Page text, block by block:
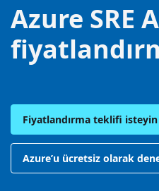
Azure SRE
Fiyatlandırma teklifi isteyin
Azure’u ücretsiz olarak